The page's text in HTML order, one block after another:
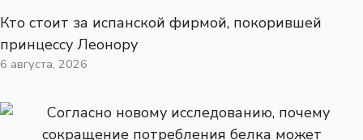
Кто стоит за испанской фирмой, покорившей
принцессу Леонору
6 августа, 2026